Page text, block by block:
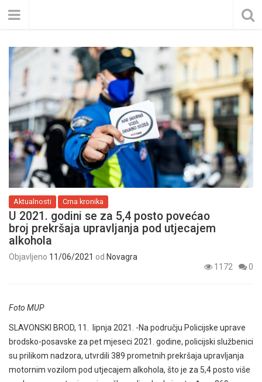
Aktualnosti Crna kronika
U 2021. godini se za 5,4 posto povećao
broj prekršaja upravljanja pod utjecajem
alkohola
Objavljeno 11/06/2021 od Novagra
1172
0
Foto MUP
SLAVONSKI BROD, 11. lipnja 2021. -Na području Policijske uprave
brodsko-posavske za pet mjeseci 2021. godine, policijski službenici
su prilikom nadzora, utvrdili 389 prometnih prekršaja upravljanja
motornim vozilom pod utjecajem alkohola, što je za 5,4 posto više